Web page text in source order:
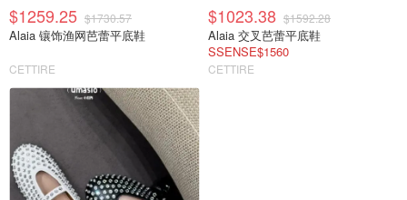
$1259.25 $1730.57
Alaia 镶饰渔网芭蕾平底鞋
CETTIRE
$1023.38 $1592.28
Alaia 交叉芭蕾平底鞋
SSENSE$1560
CETTIRE